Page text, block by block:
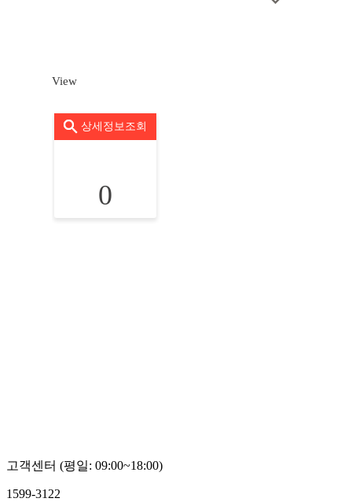
View
상세정보조회
0
고객센터 (평일: 09:00~18:00)
1599-3122